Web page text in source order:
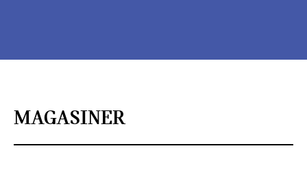
MAGASINER